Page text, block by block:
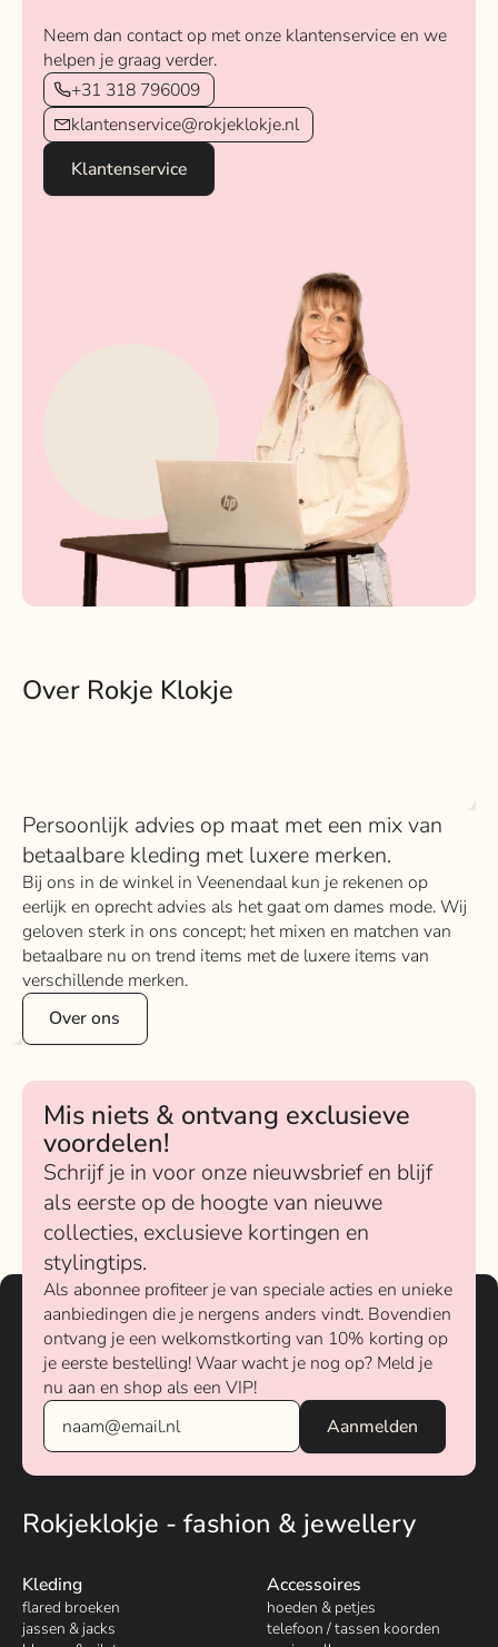
Neem dan contact op met onze klantenservice en we
helpen je graag verder.
+31 318 796009
klantenservice@rokjeklokje.nl
Klantenservice
Over Rokje Klokje
Persoonlijk advies op maat met een mix van
betaalbare kleding met luxere merken.
Bij ons in de winkel in Veenendaal kun je rekenen op
eerlijk en oprecht advies als het gaat om dames mode. Wij
geloven sterk in ons concept; het mixen en matchen van
betaalbare nu on trend items met de luxere items van
verschillende merken.
Over ons
Mis niets & ontvang exclusieve
voordelen!
Schrijf je in voor onze nieuwsbrief en blijf
als eerste op de hoogte van nieuwe
collecties, exclusieve kortingen en
stylingtips.
Als abonnee profiteer je van speciale acties en unieke
aanbiedingen die je nergens anders vindt. Bovendien
ontvang je een welkomstkorting van 10% korting op
je eerste bestelling! Waar wacht je nog op? Meld je
nu aan en shop als een VIP!
Rokjeklokje - fashion & jewellery
Kleding
flared broeken
jassen & jacks
Accessoires
hoeden & petjes
telefoon / tassen koorden